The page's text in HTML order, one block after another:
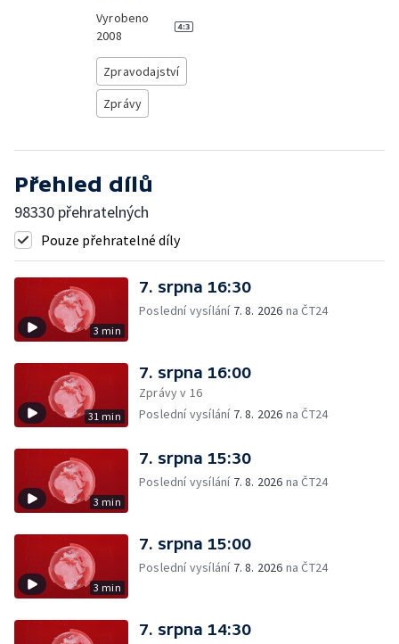
Vyrobeno
2008
Zpravodajství
Zprávy
Přehled dílů
98330 přehratelných
Pouze přehratelné díly
3 min
7. srpna 16:30
Poslední vysílání 7. 8. 2026 na ČT24
31 min
7. srpna 16:00
Zprávy v 16
Poslední vysílání 7. 8. 2026 na ČT24
3 min
7. srpna 15:30
Poslední vysílání 7. 8. 2026 na ČT24
3 min
7. srpna 15:00
Poslední vysílání 7. 8. 2026 na ČT24
7. srpna 14:30